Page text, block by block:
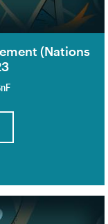
(Nations